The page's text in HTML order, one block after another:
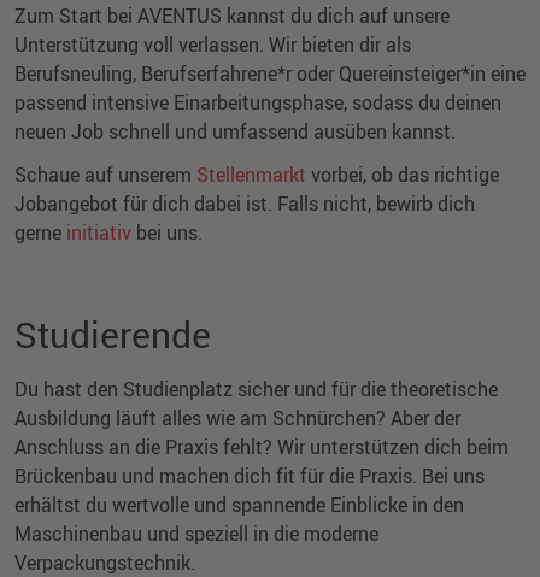
Zum Start bei AVENTUS kannst du dich auf unsere
Unterstützung voll verlassen. Wir bieten dir als
Berufsneuling, Berufserfahrene*r oder Quereinsteiger*in eine
passend intensive Einarbeitungsphase, sodass du deinen
neuen Job schnell und umfassend ausüben kannst.
Schaue auf unserem Stellenmarkt vorbei, ob das richtige
Jobangebot für dich dabei ist. Falls nicht, bewirb dich
gerne initiativ bei uns.
Studierende
Du hast den Studienplatz sicher und für die theoretische
Ausbildung läuft alles wie am Schnürchen? Aber der
Anschluss an die Praxis fehlt? Wir unterstützen dich beim
Brückenbau und machen dich fit für die Praxis. Bei uns
erhältst du wertvolle und spannende Einblicke in den
Maschinenbau und speziell in die moderne
Verpackungstechnik.